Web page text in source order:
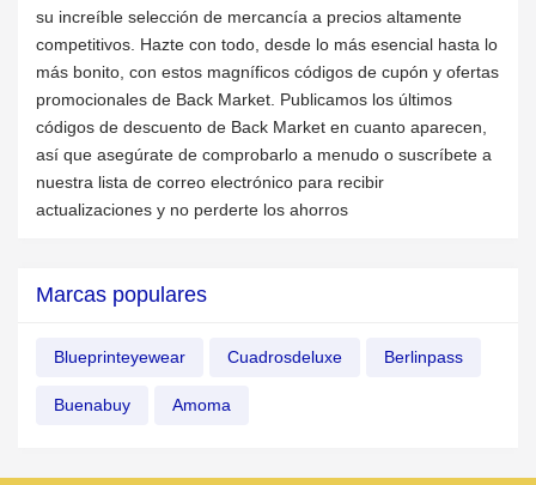
su increíble selección de mercancía a precios altamente
competitivos. Hazte con todo, desde lo más esencial hasta lo
más bonito, con estos magníficos códigos de cupón y ofertas
promocionales de Back Market. Publicamos los últimos
códigos de descuento de Back Market en cuanto aparecen,
así que asegúrate de comprobarlo a menudo o suscríbete a
nuestra lista de correo electrónico para recibir
actualizaciones y no perderte los ahorros
Marcas populares
Blueprinteyewear Cuadrosdeluxe Berlinpass
Buenabuy Amoma